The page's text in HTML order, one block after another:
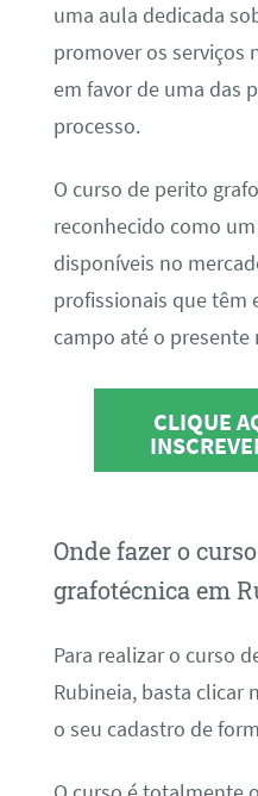
uma aula dedicada
promover os serviços
em favor de uma das
processo.
O curso de perito
reconhecido como
disponíveis no
profissionais que têm
campo até o presente
CLIQUE
Onde fazer o
grafotécnica em
Para realizar o curso
Rubineia, basta clicar
o seu cadastro de